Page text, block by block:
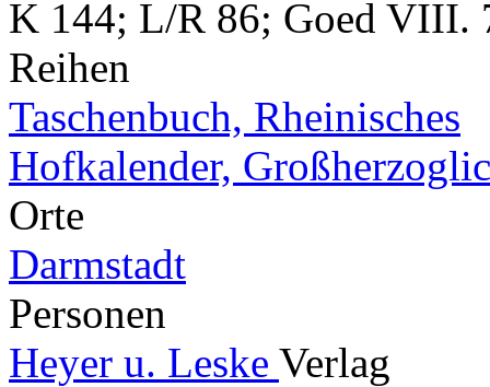
K 144; L/R 86; Goed VIII.
Reihen
Taschenbuch, Rheinisches
Hofkalender,
Orte
Darmstadt
Personen
Heyer u. Leske Verlag